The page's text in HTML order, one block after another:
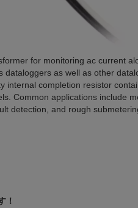
for monitoring ac current
as well as other
internal completion resistor
Common applications include
detection, and rough
！